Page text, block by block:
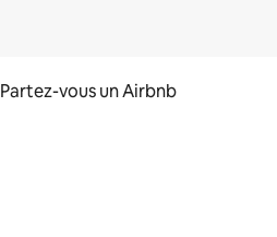
Partez-vous un Airbnb